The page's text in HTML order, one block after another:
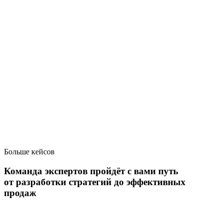
Больше кейсов
Команда экспертов пройдёт с вами путь
от разработки стратегий до эффективных
продаж